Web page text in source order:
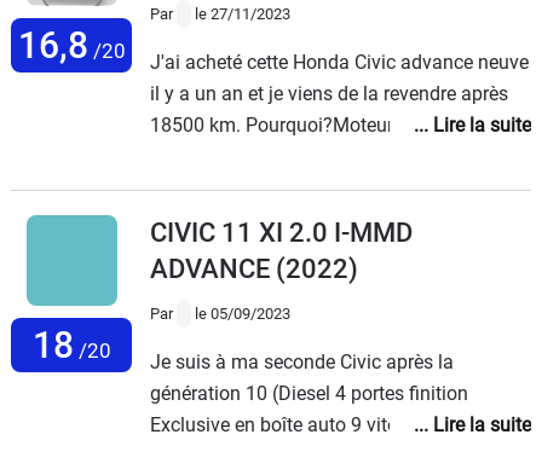
pas ailleurs que chez honda.le seul point
semblent pas fini donc si vous pouvez
prendre les bavettes n'hésitez pas.
16,8 /20
Par le 27/11/2023
J'ai acheté cette Honda Civic advance neuve
il y a un an et je viens de la revendre après
18500 km. Pourquoi?Moteur fabuleux, super
plus, tenue de route exceptionnelle.
Insonorisation déplorable, bruits de
roulements permanents donc bruits
insupportables dans l'habitacle. Tout le
plaisir est gâché surtout sur routes
ma réclamation. Siège passager très bas et
non réglable, une hérésie vu le prix de la
voiture.Pas de motorisation du haillon qui
18 /20
CIVIC 11 XI 2.0 I-MMD
ADVANCE (2022)
Par le 05/09/2023
Je suis à ma seconde Civic après la
génération 10 (Diesel 4 portes finition
Exclusive en boîte auto 9 vitesses) qui